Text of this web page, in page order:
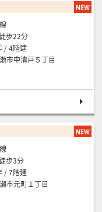
歩22分
/ 4階建
市中清戸５丁目
歩3分
/ 7階建
市元町１丁目